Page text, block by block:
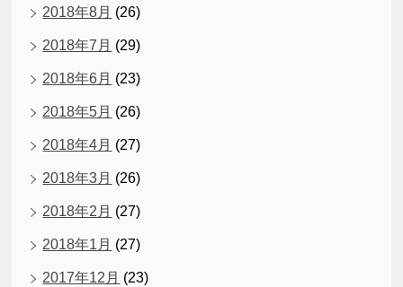
2018年8月 (26)
2018年7月 (29)
2018年6月 (23)
2018年5月 (26)
2018年4月 (27)
2018年3月 (26)
2018年2月 (27)
2018年1月 (27)
2017年12月 (23)